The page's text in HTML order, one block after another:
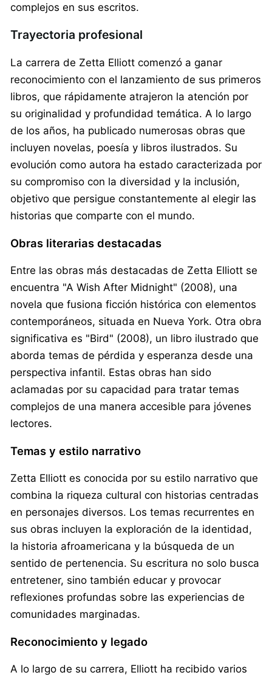
complejos en sus escritos.
Trayectoria profesional
La carrera de Zetta Elliott comenzó a ganar
reconocimiento con el lanzamiento de sus primeros
libros, que rápidamente atrajeron la atención por
su originalidad y profundidad temática. A lo largo
de los años, ha publicado numerosas obras que
incluyen novelas, poesía y libros ilustrados. Su
evolución como autora ha estado caracterizada por
su compromiso con la diversidad y la inclusión,
objetivo que persigue constantemente al elegir las
historias que comparte con el mundo.
Obras literarias destacadas
Entre las obras más destacadas de Zetta Elliott se
encuentra "A Wish After Midnight" (2008), una
novela que fusiona ficción histórica con elementos
contemporáneos, situada en Nueva York. Otra obra
significativa es "Bird" (2008), un libro ilustrado que
aborda temas de pérdida y esperanza desde una
perspectiva infantil. Estas obras han sido
aclamadas por su capacidad para tratar temas
complejos de una manera accesible para jóvenes
lectores.
Temas y estilo narrativo
Zetta Elliott es conocida por su estilo narrativo que
combina la riqueza cultural con historias centradas
en personajes diversos. Los temas recurrentes en
sus obras incluyen la exploración de la identidad,
la historia afroamericana y la búsqueda de un
sentido de pertenencia. Su escritura no solo busca
entretener, sino también educar y provocar
reflexiones profundas sobre las experiencias de
comunidades marginadas.
Reconocimiento y legado
A lo largo de su carrera, Elliott ha recibido varios